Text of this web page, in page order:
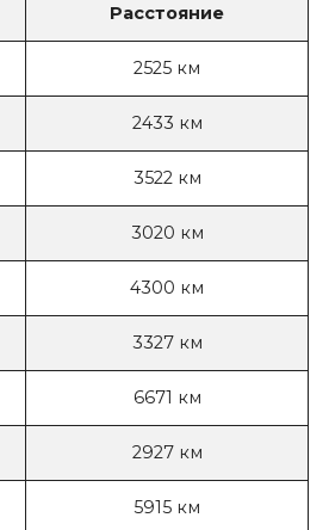
Расстояние
2525 км
2433 км
3522 км
3020 км
4300 км
3327 км
6671 км
2927 км
5915 км